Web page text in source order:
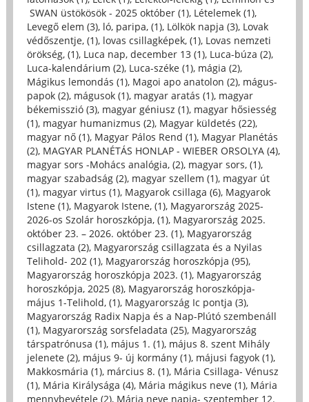
SWAN üstökösök - 2025 október (1), Lételemek (1),
Levegő elem (3), ló, paripa, (1), Lölkök napja (3), Lovak
védőszentje, (1), lovas csillagképek, (1), Lovas nemzeti
örökség, (1), Luca nap, december 13 (1), Luca-búza (2),
Luca-kalendárium (2), Luca-széke (1), mágia (2),
Mágikus lemondás (1), Magoi apo anatolon (2), mágus-
papok (2), mágusok (1), magyar aratás (1), magyar
békemisszió (3), magyar géniusz (1), magyar hősiesség
(1), magyar humanizmus (2), Magyar küldetés (22),
magyar nő (1), Magyar Pálos Rend (1), Magyar Planétás
(2), MAGYAR PLANÉTÁS HONLAP - WIEBER ORSOLYA (4),
magyar sors -Mohács analógia, (2), magyar sors, (1),
magyar szabadság (2), magyar szellem (1), magyar út
(1), magyar virtus (1), Magyarok csillaga (6), Magyarok
Istene (1), Magyarok Istene, (1), Magyarország 2025-
2026-os Szolár horoszkópja, (1), Magyarország 2025.
október 23. – 2026. október 23. (1), Magyarország
csillagzata (2), Magyarország csillagzata és a Nyilas
Telihold- 202 (1), Magyarország horoszkópja (95),
Magyarország horoszkópja 2023. (1), Magyarország
horoszkópja, 2025 (8), Magyarország horoszkópja-
május 1-Telihold, (1), Magyarország Ic pontja (3),
Magyarország Radix Napja és a Nap-Plútó szembenáll
(1), Magyarország sorsfeladata (25), Magyarország
társpatrónusa (1), május 1. (1), május 8. szent Mihály
jelenete (2), május 9- új kormány (1), májusi fagyok (1),
Makkosmária (1), március 8. (1), Mária Csillaga- Vénusz
(1), Mária Királysága (4), Mária mágikus neve (1), Mária
mennybevétele (2), Mária neve napja- szeptember 12.